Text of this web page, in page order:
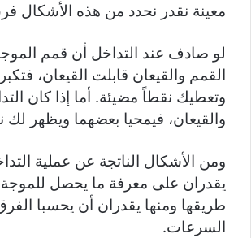
معينة نقدر نحدد من هذه الأشكال
لو صادف عند التداخل أن قمم
القمم والقيعان قابلت القيعان،
وتعطيك نقطاً مضيئة. أما إذا كان
والقيعان، فيمحيا بعضهما ويظهر
ومن الأشكال الناتجة عن عملية
يقدران على معرفة ما يحصل
طريقها ومنها يقدران أن يحسبا
السرعات.